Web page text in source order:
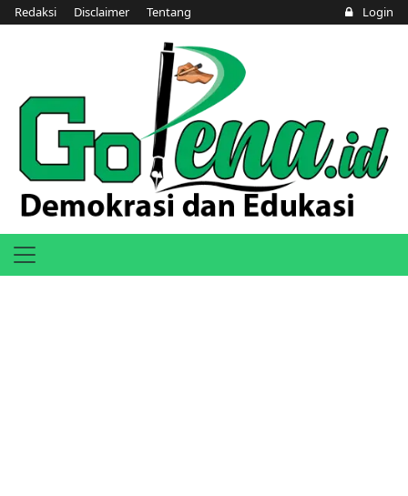
Redaksi Disclaimer Tentang Login